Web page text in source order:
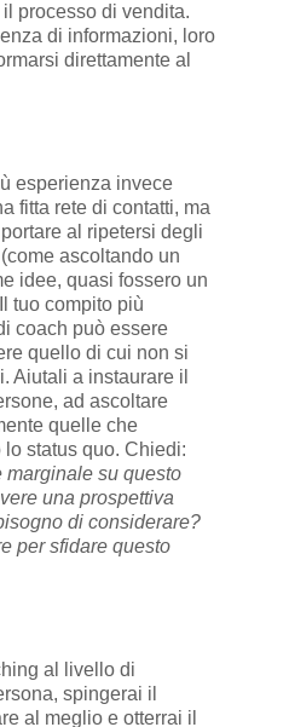
processo di vendita.
di informazioni, loro
direttamente al
esperienza invece
fitta rete di contatti, ma
al ripetersi degli
ascoltando un
idee, quasi fossero un
tuo compito più
coach può essere
quello di cui non si
Aiutali a instaurare il
ad ascoltare
quelle che
status quo. Chiedi:
su questo
una prospettiva
di considerare?
per sfidare questo
al livello di
spingerai il
al meglio e otterrai il